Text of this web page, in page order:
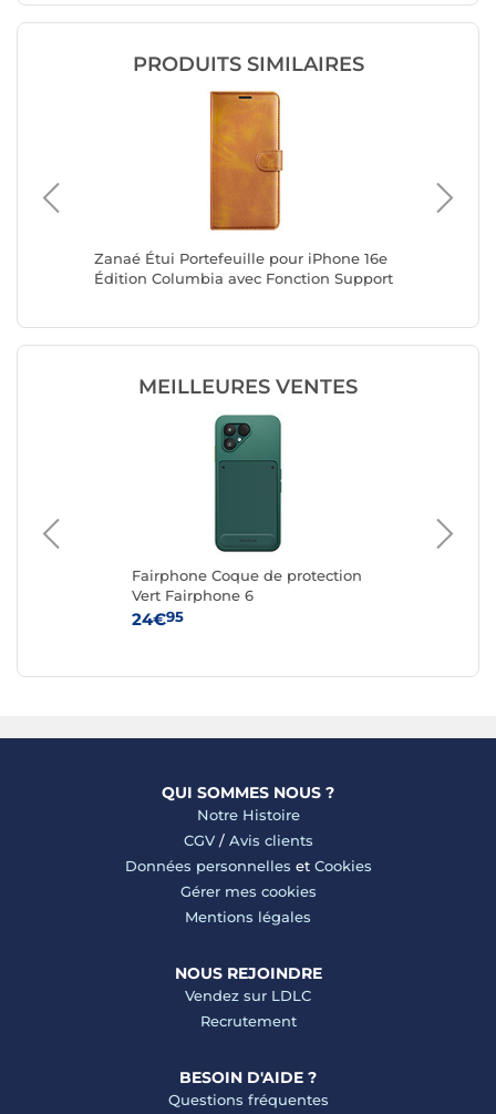
PRODUITS SIMILAIRES
Zanaé Étui Portefeuille pour iPhone 16e
Édition Columbia avec Fonction Support
MEILLEURES VENTES
Fairphone Coque de protection
Vert Fairphone 6
24€95
QUI SOMMES NOUS ?
Notre Histoire
CGV/ Avis clients
Données personnelles et Cookies
Gérer mes cookies
Mentions légales
NOUS REJOINDRE
Vendez sur LDLC
Recrutement
BESOIN D'AIDE ?
Questions fréquentes